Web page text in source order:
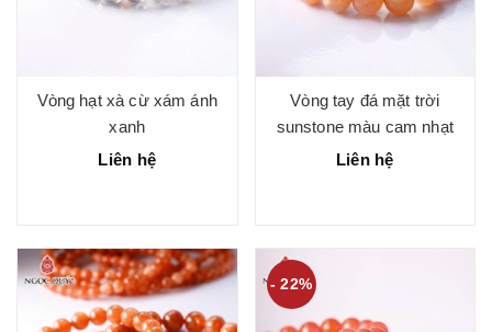
Vòng hạt xà cừ xám ánh
xanh
Liên hệ
Vòng tay đá mặt trời
sunstone màu cam nhạt
Liên hệ
- 22%